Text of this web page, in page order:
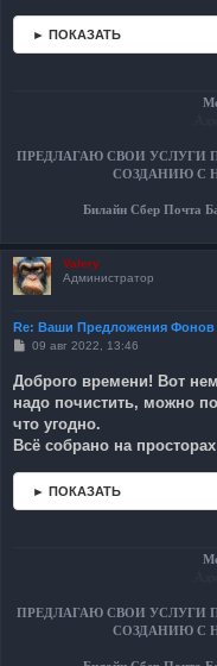
► ПОКАЗАТЬ
ПРЕДЛАГАЮ СВОИ УСЛУГИ
СОЗДАНИЮ С
Билайн Сбер Почта
Valery
Администратор
Re: Ваши Предложения
С
б
щ
е
н
и
09 авг 2022, 13:46
Доброго времени! Вот
надо почистить, можно
что угодно.
Всё собрано на
► ПОКАЗАТЬ
ПРЕДЛАГАЮ СВОИ УСЛУГИ
СОЗДАНИЮ С